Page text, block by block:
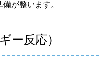
が整います。
ー反応）